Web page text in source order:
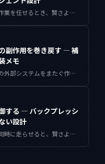
Antigravity のエージェントに本番作業を任せるとき、賢さより先に効いてくるのは「その操作をあとから取り消せるか」です。操作を可逆性で3階層に分け、自動実行・チェックポイント付き実行・人間ゲートへ振り分ける設計を、TypeScript の実装と6アプリ並行運用の実測値つきで整理しました。
副作用を巻き戻す — 補
メモ
Antigravity のエージェントに複数の外部システムをまたぐ作業を任せると、途中の一段が失敗したときに半分だけ世界が書き換わって残ります。やり直しでは直らないこの状態を、補償トランザクション（Saga）で安全に巻き戻す設計を、TypeScript の実装と実運用の数値つきで整理しました。
する — バックプレッシ
い設計
Antigravity のエージェントを複数同時に走らせると、賢さより先に「下流が捌けない」問題にぶつかります。同時実行数・到着レート・処理能力の3つで流量を捉え、待ち行列・セマフォ・トークンバケット・バックプレッシャーで本番を守る設計を、TypeScript の実装と実測値つきで整理しました。